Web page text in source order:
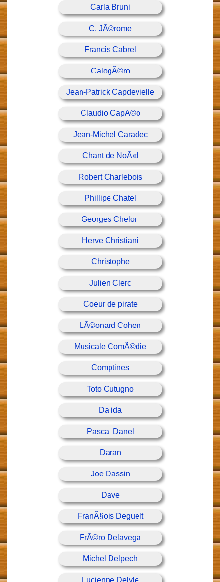
Carla Bruni
C. JÃ©rome
Francis Cabrel
CalogÃ©ro
Jean-Patrick Capdevielle
Claudio CapÃ©o
Jean-Michel Caradec
Chant de NoÃ«l
Robert Charlebois
Phillipe Chatel
Georges Chelon
Herve Christiani
Christophe
Julien Clerc
Coeur de pirate
LÃ©onard Cohen
Musicale ComÃ©die
Comptines
Toto Cutugno
Dalida
Pascal Danel
Daran
Joe Dassin
Dave
FranÃ§ois Deguelt
FrÃ©ro Delavega
Michel Delpech
Lucienne Delyle